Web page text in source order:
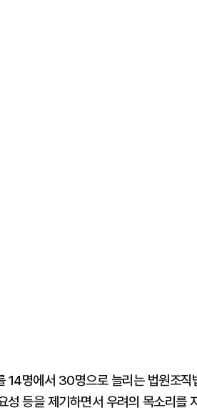
14명에서 30명으로 늘리는 법원조직
등을 제기하면서 우려의 목소리를